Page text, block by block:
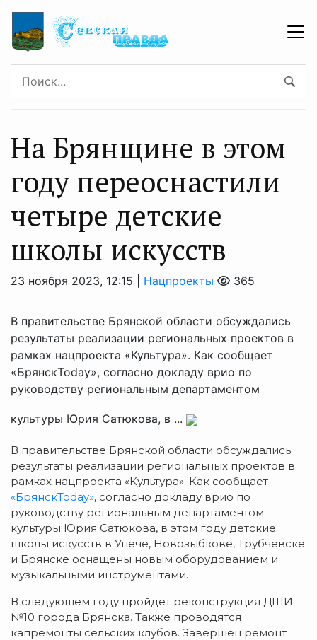
На Брянщине в этом
году переоснастили
четыре детские
школы искусств
23 ноября 2023, 12:15 | Нацпроекты 365
В правительстве Брянской области обсуждались
результаты реализации региональных проектов в
рамках нацпроекта «Культура». Как сообщает
«БрянскToday», согласно докладу врио по
руководству региональным департаментом
культуры Юрия Сатюкова, в ...
В правительстве Брянской области обсуждались
результаты реализации региональных проектов в
рамках нацпроекта «Культура». Как сообщает
«БрянскToday», согласно докладу врио по
руководству региональным департаментом
культуры Юрия Сатюкова, в этом году детские
школы искусств в Унече, Новозыбкове, Трубчевске
и Брянске оснащены новым оборудованием и
музыкальными инструментами.
В следующем году пройдет реконструкция ДШИ
№10 города Брянска. Также проводятся
капремонты сельских клубов. Завершен ремонт